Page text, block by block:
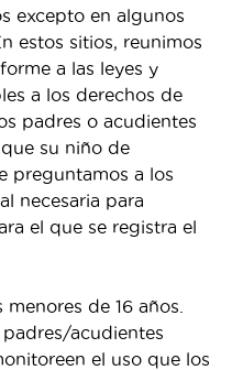
excepto en algunos
estos sitios, reunimos
a las leyes y
a los derechos de
padres o acudientes
su niño de
preguntamos a los
necesaria para
el que se registra el
de 16 años.
acudientes
el uso que los